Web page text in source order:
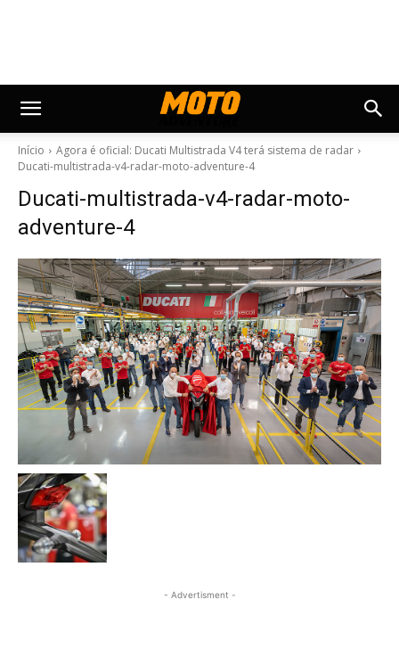
Início
Agora é oficial: Ducati Multistrada V4 terá sistema de radar
Ducati-multistrada-v4-radar-moto-adventure-4
Ducati-multistrada-v4-radar-moto-
adventure-4
- Advertisment -